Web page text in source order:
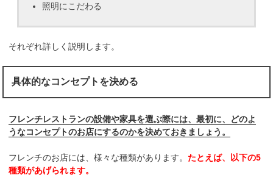
照明にこだわる
それぞれ詳しく説明します。
具体的なコンセプトを決める
フレンチレストランの設備や家具を選ぶ際には、最初に、どのよ
うなコンセプトのお店にするのかを決めておきましょう。
フレンチのお店には、様々な種類があります。たとえば、以下の5
種類があげられます。